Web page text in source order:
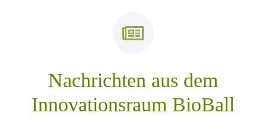
Nachrichten aus dem
Innovationsraum BioBall